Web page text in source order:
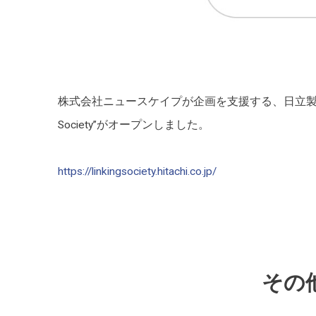
株式会社ニュースケイプが企画を支援する、日立
Society”がオープンしました。
https://linkingsociety.hitachi.co.jp/
その